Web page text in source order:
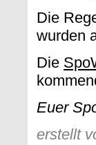
Die
wurden
Die
Euer
erstellt